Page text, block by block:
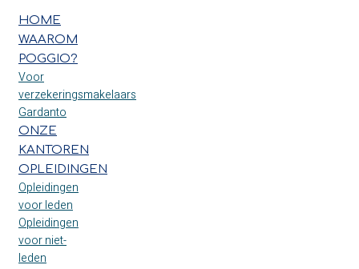
HOME
WAAROM
POGGIO?
Voor
verzekeringsmakelaars
Gardanto
ONZE
KANTOREN
OPLEIDINGEN
Opleidingen
voor leden
Opleidingen
voor niet-
leden